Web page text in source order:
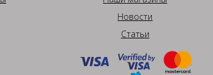
Новости
Статьи